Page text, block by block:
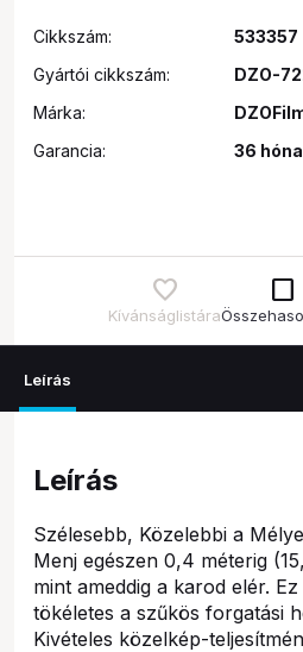
Cikkszám:
533357
Gyártói cikkszám:
DZO-
Márka:
Garancia:
36
Kívánságlistára
check_box_outline_blank
Leírás
Leírás
Szélesebb, Közelebbi a
Menj egészen 0,4 méterig
mint ameddig a karod elér.
tökéletes a szűkös forgatási
Kivételes közelkép-